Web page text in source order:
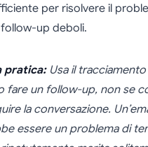
per risolvere il
up deboli.
pratica:Usa il
fare un follow-up, non se
la conversazione.
essere un problema di